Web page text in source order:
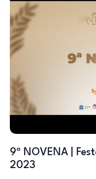
9ª NOVENA |
2023